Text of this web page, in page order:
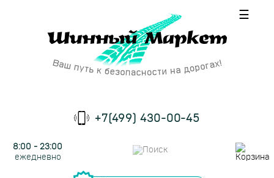
☰
+7(499) 430-00-45
8:00 - 23:00
ежедневно